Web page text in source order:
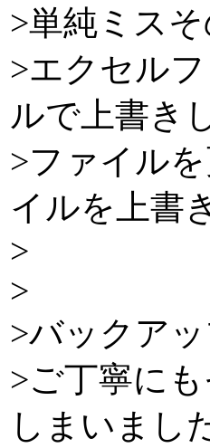
>単純ミス
>エクセル
ルで上書き
>ファイル
イルを上書
>
>
>バックア
>ご丁寧に
しまいまし